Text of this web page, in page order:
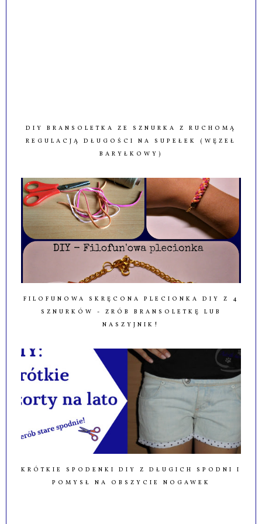
DIY BRANSOLETKA ZE SZNURKA Z RUCHOMĄ
REGULACJĄ DŁUGOŚCI NA SUPEŁEK (WĘZEŁ
BARYŁKOWY)
FILOFUNOWA SKRĘCONA PLECIONKA DIY Z 4
SZNURKÓW - ZRÓB BRANSOLETKĘ LUB
NASZYJNIK!
KRÓTKIE SPODENKI DIY Z DŁUGICH SPODNI I
POMYSŁ NA OBSZYCIE NOGAWEK